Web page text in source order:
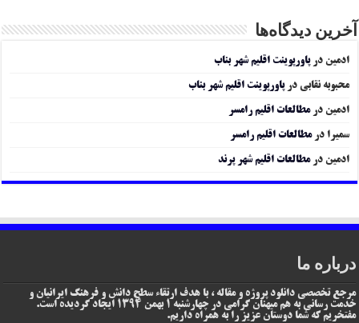
آخرین دیدگاه‌ها
ادمین درپاورپوینت اقلیم شهر بناب
محبوبه نقابی درپاورپوینت اقلیم شهر بناب
ادمین درمطالعات اقلیم رامسر
سمیرا درمطالعات اقلیم رامسر
ادمین درمطالعات اقلیم شهر پرند
درباره ما
مرجع تخصصی دانلود پروژه و مقاله ، با هدف ارتقاء سطح دانش و فرهنگ ایرانیان و
خدمت رسانی به هم میهنان گرامی در چهارشنبه 1 بهمن 1394 ایجاد گردیده است.
مفتخریم که شما دوستان عزیز را به همراه داریم.